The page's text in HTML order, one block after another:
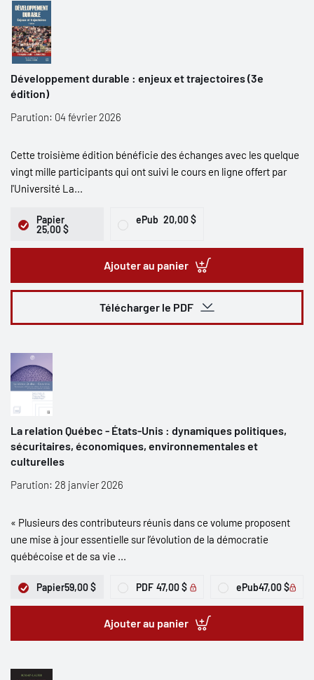
Développement durable : enjeux et trajectoires (3e
édition)
Parution: 04 février 2026
Cette troisième édition bénéficie des échanges avec les quelque
vingt mille participants qui ont suivi le cours en ligne offert par
l'Université La...
Papier
25,00 $
ePub 20,00 $
Ajouter au panier
Télécharger le PDF
La relation Québec - États-Unis : dynamiques politiques,
sécuritaires, économiques, environnementales et
culturelles
Parution: 28 janvier 2026
« Plusieurs des contributeurs réunis dans ce volume proposent
une mise à jour essentielle sur l’évolution de la démocratie
québécoise et de sa vie ...
Papier59,00 $ PDF 47,00 $ ePub47,00 $
Ajouter au panier